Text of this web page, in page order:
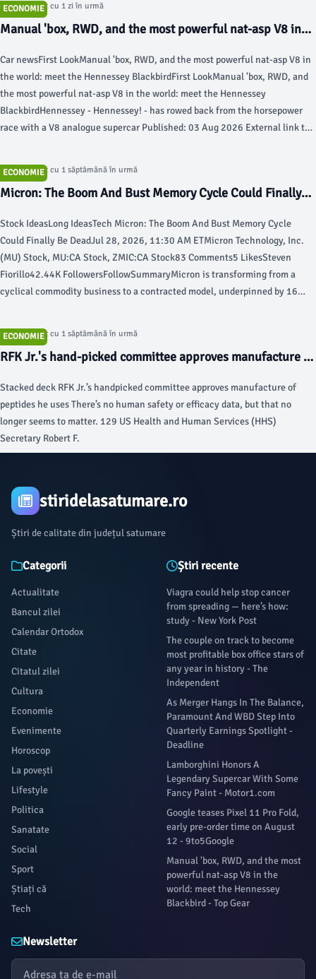
ECONOMIE
Articol postat cu 1 zi în urmă
Manual 'box, RWD, and the most powerful nat-asp V8 in
Car newsFirst LookManual 'box, RWD, and the most powerful nat-asp V8 in
the world: meet the Hennessey BlackbirdFirst LookManual 'box, RWD, and
the most powerful nat-asp V8 in the world: meet the Hennessey
BlackbirdHennessey - Hennessey! - has rowed back from the horsepower
race with a V8 analogue supercar Published: 03 Aug 2026 External link to
available pictures.1 / 17If there was one company likely to relinquish its
deathgrip on horsepower, you wouldn’t have guessed it would be Texan
ECONOMIE
Articol postat cu 1 săptămână în urmă
Micron: The Boom And Bust Memory Cycle Could Finally
Stock IdeasLong IdeasTech Micron: The Boom And Bust Memory Cycle
Could Finally Be DeadJul 28, 2026, 11:30 AM ETMicron Technology, Inc.
(MU) Stock, MU:CA Stock, ZMIC:CA Stock83 Comments5 LikesSteven
Fiorillo42.44K FollowersFollowSummaryMicron is transforming from a
cyclical commodity business to a contracted model, underpinned by 16
84.9% gross margin, $25.11 EPS, and a net cash position of $24.4B.MU
trades at I've been covering the markets long enough to know how memory
ECONOMIE
Articol postat cu 1 săptămână în urmă
RFK Jr.'s hand-picked committee approves manufacture of
Stacked deck RFK Jr.’s handpicked committee approves manufacture of
peptides he uses There’s no human safety or efficacy data, but that no
longer seems to matter. 129 US Health and Human Services (HHS)
Secretary Robert F.
stiridelasatumare.ro
Știri de calitate din județul satumare
Categorii
Actualitate
Bancul zilei
Calendar Ortodox
Citate
Citatul zilei
Cultura
Economie
Evenimente
Horoscop
La povești
Lifestyle
Politica
Sanatate
Social
Sport
Știați că
Tech
Știri recente
Viagra could help stop cancer
from spreading — here’s how:
study - New York Post
The couple on track to become
most profitable box office stars of
any year in history - The
Independent
As Merger Hangs In The Balance,
Paramount And WBD Step Into
Quarterly Earnings Spotlight -
Deadline
Lamborghini Honors A
Legendary Supercar With Some
Fancy Paint - Motor1.com
Google teases Pixel 11 Pro Fold,
early pre-order time on August
12 - 9to5Google
Manual 'box, RWD, and the most
powerful nat-asp V8 in the
world: meet the Hennessey
Blackbird - Top Gear
Newsletter